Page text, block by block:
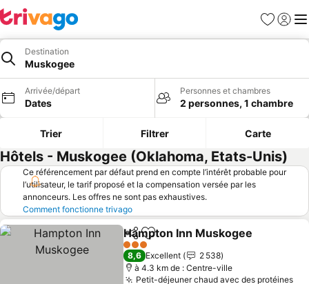
Favoris
Se
Destination
Muskogee
Arrivée/départ
Dates
Personnes et chambres
2 personnes, 1 chambre
Trier Filtrer Carte
Hôtels - Muskogee (Oklahoma, Etats-Unis)
Ce référencement par défaut prend en compte l’intérêt probable pour
l’utilisateur, le tarif proposé et la compensation versée par les
annonceurs. Les offres ne sont pas exhaustives.
Comment fonctionne trivago
PartagerAjouter à mes favoris
Hampton Inn Muskogee
3 Étoiles
8,6 Excellent
2 538
à 4.3 km de : Centre-ville
Petit-déjeuner chaud avec des protéines